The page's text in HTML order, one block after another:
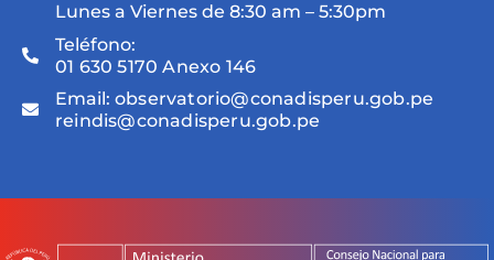
Lunes a Viernes de 8:30 am – 5:30pm
Teléfono:
01 630 5170 Anexo 146
Email: observatorio@conadisperu.gob.pe
reindis@conadisperu.gob.pe